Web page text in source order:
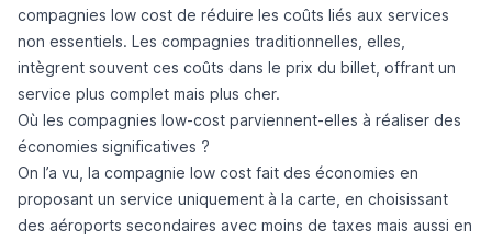
compagnies low cost de réduire les coûts liés aux services
non essentiels. Les compagnies traditionnelles, elles,
intègrent souvent ces coûts dans le prix du billet, offrant un
service plus complet mais plus cher.
Où les compagnies low-cost parviennent-elles à réaliser des
économies significatives ?
On l’a vu, la compagnie low cost fait des économies en
proposant un service uniquement à la carte, en choisissant
des aéroports secondaires avec moins de taxes mais aussi en